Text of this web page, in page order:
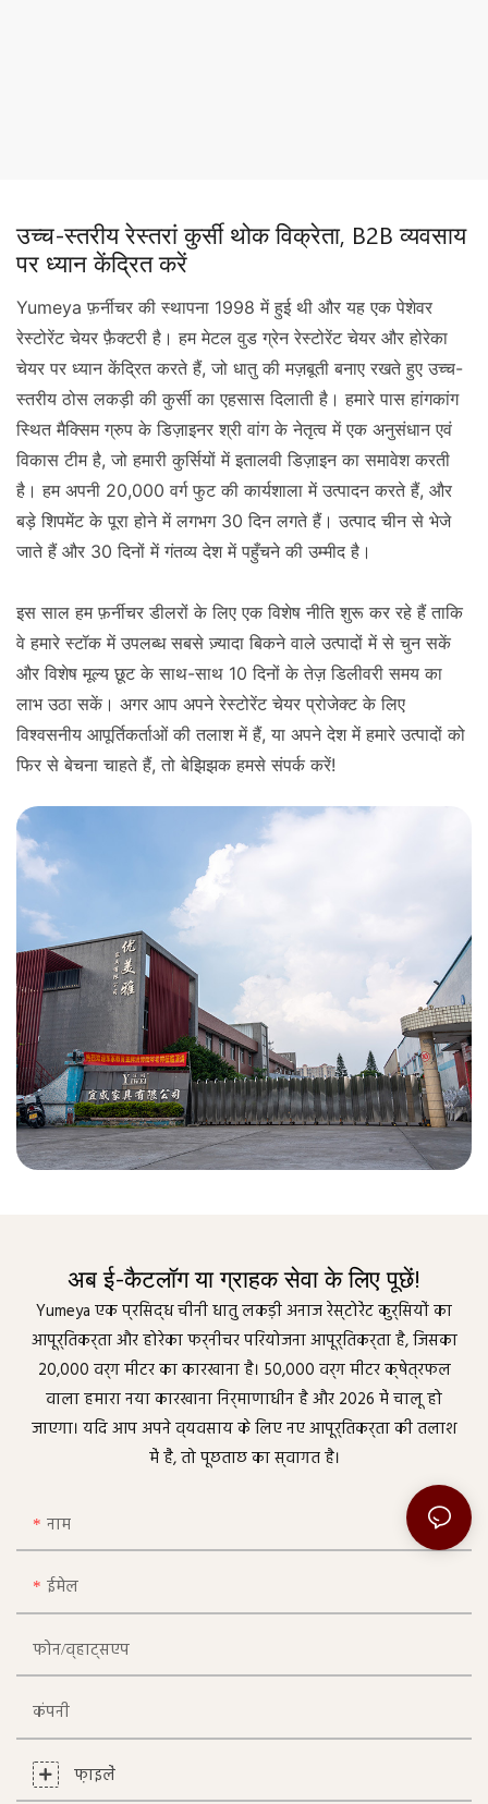
उच्च-स्तरीय रेस्तरां कुर्सी थोक विक्रेता, B2B व्यवसाय
पर ध्यान केंद्रित करें
Yumeya फ़र्नीचर की स्थापना 1998 में हुई थी और यह एक पेशेवर
रेस्टोरेंट चेयर फ़ैक्टरी है। हम मेटल वुड ग्रेन रेस्टोरेंट चेयर और होरेका
चेयर पर ध्यान केंद्रित करते हैं, जो धातु की मज़बूती बनाए रखते हुए उच्च-
स्तरीय ठोस लकड़ी की कुर्सी का एहसास दिलाती है। हमारे पास हांगकांग
स्थित मैक्सिम ग्रुप के डिज़ाइनर श्री वांग के नेतृत्व में एक अनुसंधान एवं
विकास टीम है, जो हमारी कुर्सियों में इतालवी डिज़ाइन का समावेश करती
है। हम अपनी 20,000 वर्ग फुट की कार्यशाला में उत्पादन करते हैं, और
बड़े शिपमेंट के पूरा होने में लगभग 30 दिन लगते हैं। उत्पाद चीन से भेजे
जाते हैं और 30 दिनों में गंतव्य देश में पहुँचने की उम्मीद है।
इस साल हम फ़र्नीचर डीलरों के लिए एक विशेष नीति शुरू कर रहे हैं ताकि
वे हमारे स्टॉक में उपलब्ध सबसे ज़्यादा बिकने वाले उत्पादों में से चुन सकें
और विशेष मूल्य छूट के साथ-साथ 10 दिनों के तेज़ डिलीवरी समय का
लाभ उठा सकें। अगर आप अपने रेस्टोरेंट चेयर प्रोजेक्ट के लिए
विश्वसनीय आपूर्तिकर्ताओं की तलाश में हैं, या अपने देश में हमारे उत्पादों को
फिर से बेचना चाहते हैं, तो बेझिझक हमसे संपर्क करें!
अब ई-कैटलॉग या ग्राहक सेवा के लिए पूछें!
Yumeya एक प्रसिद्ध चीनी धातु लकड़ी अनाज रेस्टोरेंट कुर्सियों का
आपूर्तिकर्ता और होरेका फर्नीचर परियोजना आपूर्तिकर्ता है, जिसका
20,000 वर्ग मीटर का कारखाना है। 50,000 वर्ग मीटर क्षेत्रफल
वाला हमारा नया कारखाना निर्माणाधीन है और 2026 में चालू हो
जाएगा। यदि आप अपने व्यवसाय के लिए नए आपूर्तिकर्ता की तलाश
में हैं, तो पूछताछ का स्वागत है।
नाम
ईमेल
फोन/व्हाट्सएप
कंपनी
फ़ाइलें